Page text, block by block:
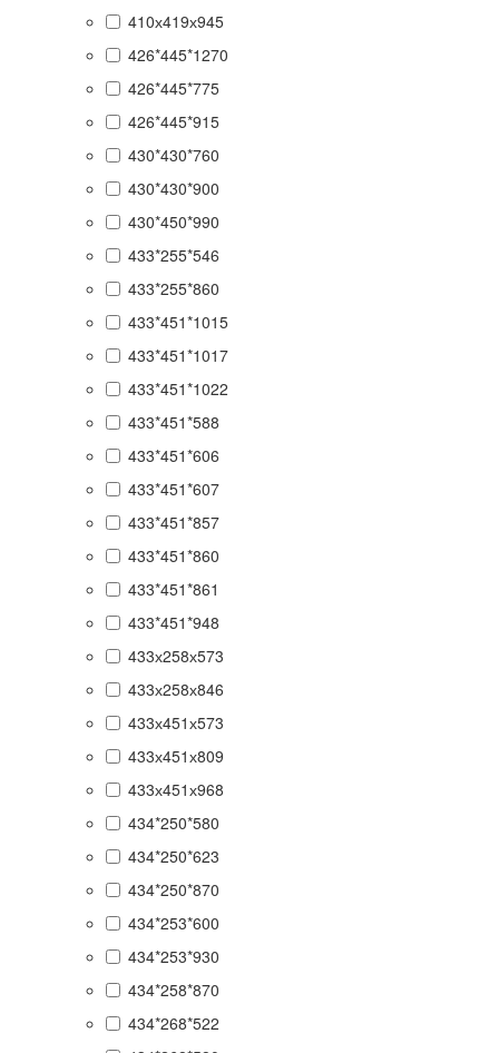
410х419х945
426*445*1270
426*445*775
426*445*915
430*430*760
430*430*900
430*450*990
433*255*546
433*255*860
433*451*1015
433*451*1017
433*451*1022
433*451*588
433*451*606
433*451*607
433*451*857
433*451*860
433*451*861
433*451*948
433х258х573
433х258х846
433х451х573
433х451х809
433х451х968
434*250*580
434*250*623
434*250*870
434*253*600
434*253*930
434*258*870
434*268*522